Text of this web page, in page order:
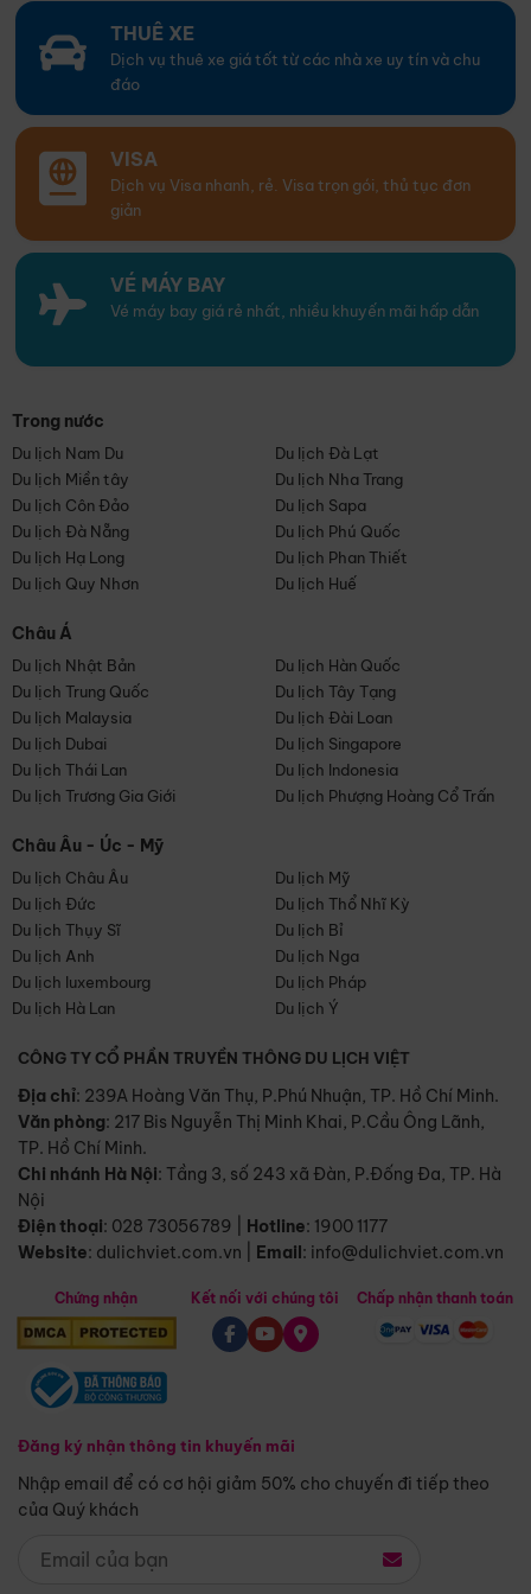
THUÊ XE
Dịch vụ thuê xe giá tốt từ các nhà xe uy tín và chu
đáo
VISA
Dịch vụ Visa nhanh, rẻ. Visa trọn gói, thủ tục đơn
giản
VÉ MÁY BAY
Vé máy bay giá rẻ nhất, nhiều khuyến mãi hấp dẫn
Trong nước
Du lịch Nam Du
Du lịch Đà Lạt
Du lịch Miền tây
Du lịch Nha Trang
Du lịch Côn Đảo
Du lịch Sapa
Du lịch Đà Nẵng
Du lịch Phú Quốc
Du lịch Hạ Long
Du lịch Phan Thiết
Du lịch Quy Nhơn
Du lịch Huế
Châu Á
Du lịch Nhật Bản
Du lịch Hàn Quốc
Du lịch Trung Quốc
Du lịch Tây Tạng
Du lịch Malaysia
Du lịch Đài Loan
Du lịch Dubai
Du lịch Singapore
Du lịch Thái Lan
Du lịch Indonesia
Du lịch Trương Gia Giới
Du lịch Phượng Hoàng Cổ Trấn
Châu Âu - Úc - Mỹ
Du lịch Châu Âu
Du lịch Mỹ
Du lịch Đức
Du lịch Thổ Nhĩ Kỳ
Du lịch Thụy Sĩ
Du lịch Bỉ
Du lịch Anh
Du lịch Nga
Du lịch luxembourg
Du lịch Pháp
Du lịch Hà Lan
Du lịch Ý
CÔNG TY CỔ PHẦN TRUYỀN THÔNG DU LỊCH VIỆT
Địa chỉ: 239A Hoàng Văn Thụ, P.Phú Nhuận, TP. Hồ Chí Minh.
Văn phòng: 217 Bis Nguyễn Thị Minh Khai, P.Cầu Ông Lãnh,
TP. Hồ Chí Minh.
Chi nhánh Hà Nội: Tầng 3, số 243 xã Đàn, P.Đống Đa, TP. Hà
Nội
Điện thoại: 028 73056789 Hotline: 1900 1177
Website: dulichviet.com.vn Email: info@dulichviet.com.vn
Chứng nhận
Đăng ký nhận thông tin khuyến mãi
Nhập email để có cơ hội giảm 50% cho chuyến đi tiếp theo
của Quý khách
Kết nối với chúng tôi Chấp nhận thanh toán